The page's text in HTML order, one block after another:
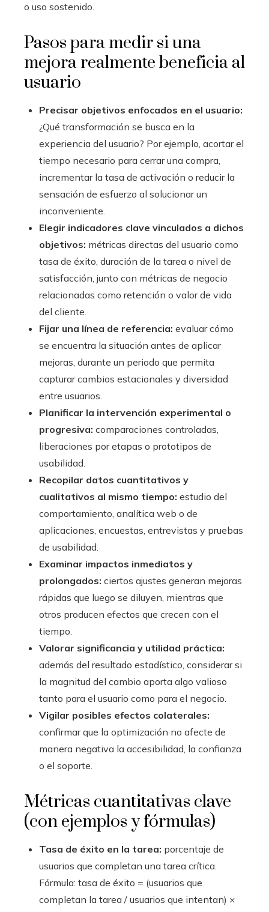
o uso sostenido.
Pasos para medir si una
mejora realmente beneficia al
usuario
Precisar objetivos enfocados en el usuario:
¿Qué transformación se busca en la
experiencia del usuario? Por ejemplo, acortar el
tiempo necesario para cerrar una compra,
incrementar la tasa de activación o reducir la
sensación de esfuerzo al solucionar un
inconveniente.
Elegir indicadores clave vinculados a dichos
objetivos: métricas directas del usuario como
tasa de éxito, duración de la tarea o nivel de
satisfacción, junto con métricas de negocio
relacionadas como retención o valor de vida
del cliente.
Fijar una línea de referencia: evaluar cómo
se encuentra la situación antes de aplicar
mejoras, durante un periodo que permita
capturar cambios estacionales y diversidad
entre usuarios.
Planificar la intervención experimental o
progresiva: comparaciones controladas,
liberaciones por etapas o prototipos de
usabilidad.
Recopilar datos cuantitativos y
cualitativos al mismo tiempo: estudio del
comportamiento, analítica web o de
aplicaciones, encuestas, entrevistas y pruebas
de usabilidad.
Examinar impactos inmediatos y
prolongados: ciertos ajustes generan mejoras
rápidas que luego se diluyen, mientras que
otros producen efectos que crecen con el
tiempo.
Valorar significancia y utilidad práctica:
además del resultado estadístico, considerar si
la magnitud del cambio aporta algo valioso
tanto para el usuario como para el negocio.
Vigilar posibles efectos colaterales:
confirmar que la optimización no afecte de
manera negativa la accesibilidad, la confianza
o el soporte.
Métricas cuantitativas clave
(con ejemplos y fórmulas)
Tasa de éxito en la tarea: porcentaje de
usuarios que completan una tarea crítica.
Fórmula: tasa de éxito = (usuarios que
completan la tarea / usuarios que intentan) ×